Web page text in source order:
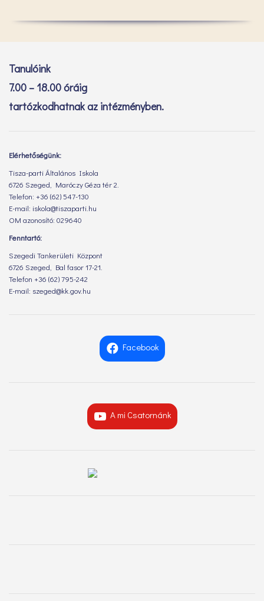
Tanulóink
7.00 – 18.00 óráig
tartózkodhatnak az intézményben.
Elérhetőségünk:
Tisza-parti Általános Iskola
6726 Szeged, Maróczy Géza tér 2.
Telefon: +36 (62) 547-130
E-mail: iskola@tiszaparti.hu
OM azonosító: 029640
Fenntartó:
Szegedi Tankerületi Központ
6726 Szeged, Bal fasor 17-21.
Telefon +36 (62) 795-242
E-mail: szeged@kk.gov.hu
Facebook
A mi Csatornánk